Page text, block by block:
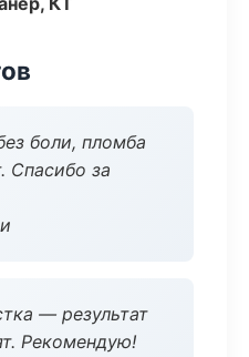
боли, пломба
Спасибо за
— результат
Рекомендую!